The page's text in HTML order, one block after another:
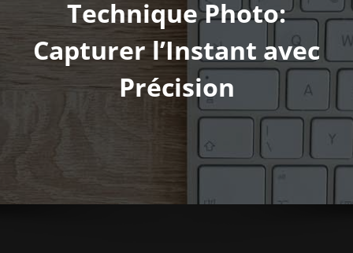
Technique Photo:
Capturer l’Instant avec
Précision